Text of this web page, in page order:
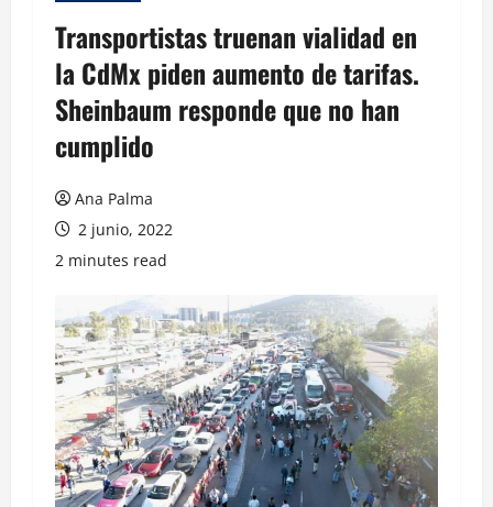
Transportistas truenan vialidad en
la CdMx piden aumento de tarifas.
Sheinbaum responde que no han
cumplido
Ana Palma
2 junio, 2022
2 minutes read